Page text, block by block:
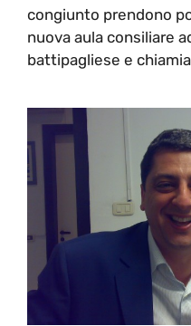
congiunto prendono
nuova aula consiliare
battipagliese e